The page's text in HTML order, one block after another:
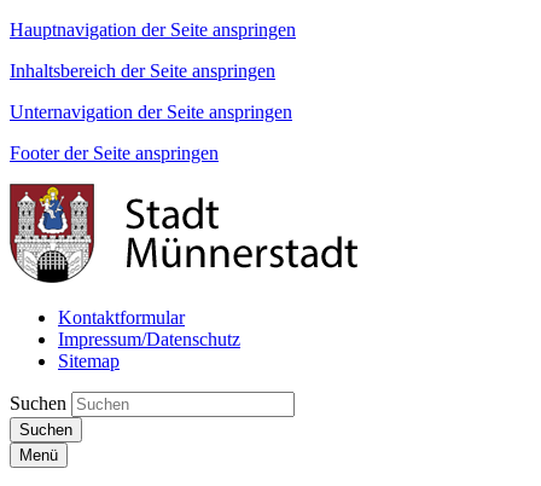
Hauptnavigation der Seite anspringen
Inhaltsbereich der Seite anspringen
Unternavigation der Seite anspringen
Footer der Seite anspringen
Kontaktformular
Impressum/Datenschutz
Sitemap
Suchen
Suchen
Menü